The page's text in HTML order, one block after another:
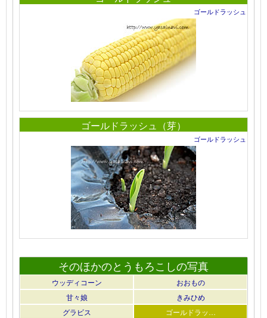
ゴールドラッシュ
ゴールドラッシュ（芽）
ゴールドラッシュ
そのほかのとうもろこしの写真
ウッディコーン
おおもの
甘々娘
きみひめ
グラビス
ゴールドラッ…